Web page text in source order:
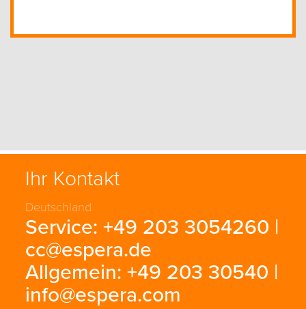
Ihr Kontakt
Deutschland
Service: +49 203 3054260 |
cc@espera.de
Allgemein: +49 203 30540 |
info@espera.com